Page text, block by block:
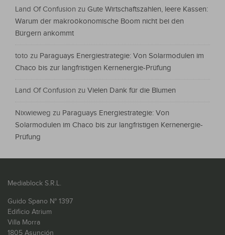
Land Of Confusion zu Gute Wirtschaftszahlen, leere Kassen:
Warum der makroökonomische Boom nicht bei den
Bürgern ankommt
toto zu Paraguays Energiestrategie: Von Solarmodulen im
Chaco bis zur langfristigen Kernenergie-Prüfung
Land Of Confusion zu Vielen Dank für die Blumen
Nixwieweg zu Paraguays Energiestrategie: Von
Solarmodulen im Chaco bis zur langfristigen Kernenergie-
Prüfung
Mediablock S.R.L.
Guido Spano N° 1397
Edificio Atrium
Villa Morra
1805 Asunción